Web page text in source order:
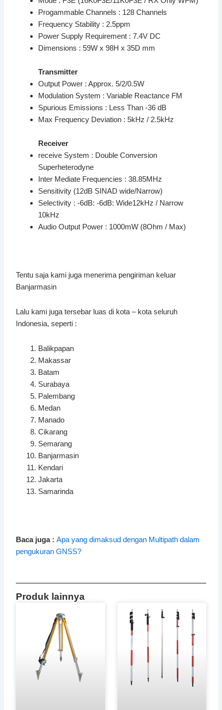
Progammable Channels : 128 Channels
Frequency Stability : 2.5ppm
Power Supply Requirement : 7.4V DC
Dimensions : 59W x 98H x 35D mm
Transmitter
Output Power : Approx. 5/2/0.5W
Modulation System : Variable Reactance FM
Spurious Emissions : Less Than -36 dB
Max Frequency Deviation : 5kHz / 2.5kHz
Receiver
receive System : Double Conversion
Superheterodyne
Inter Mediate Frequencies : 38.85MHz
Sensitivity (12dB SINAD wide/Narrow)
Selectivity : -6dB: -6dB: Wide12kHz / Narrow
10kHz
Audio Output Power : 1000mW (8Ohm / Max)
Tentu saja kami juga menerima pengiriman keluar
Banjarmasin
Lalu kami juga tersebar luas di kota – kota seluruh
Indonesia, seperti :
Balikpapan
Makassar
Batam
Surabaya
Palembang
Medan
Manado
Cikarang
Semarang
Banjarmasin
Kendari
Jakarta
Samarinda
Baca juga :Apa yang dimaksud dengan Multipath dalam
pengukuran GNSS?
Produk lainnya